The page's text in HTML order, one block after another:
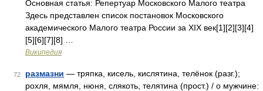
Основная статья: Репертуар Московского Малого театра
Здесь представлен список постановок Московского
академического Малого театра России за XIX век[1][2][3][4]
[5][6][7][8] …
Википедия
72 размазни — тряпка, кисель, кислятина, телёнок (разг.);
рохля, мямля, нюня, слякоть, телятина (прост.) / о мужчине: